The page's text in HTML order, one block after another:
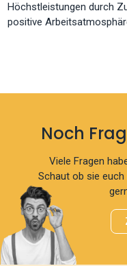
Höchstleistungen durch
positive
Noch
Viele Fragen
Schaut ob sie